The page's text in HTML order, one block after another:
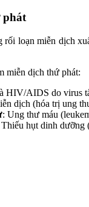
phát
rối loạn miễn dịch
miễn dịch thứ phát:
HIV/AIDS do virus
dịch (hóa trị ung
: Ung thư máu
Thiếu hụt dinh dưỡng